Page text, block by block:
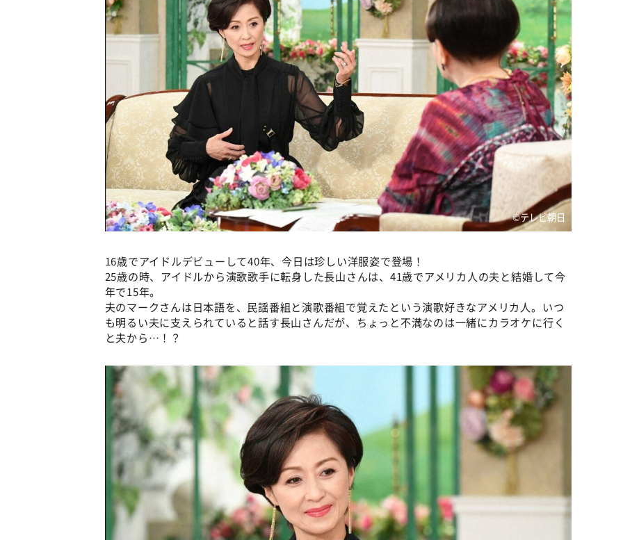
©テレビ朝日
16歳でアイドルデビューして40年、今日は珍しい洋服姿で登場！
25歳の時、アイドルから演歌歌手に転身した長山さんは、41歳でアメリカ人の夫と結婚して今
年で15年。
夫のマークさんは日本語を、民謡番組と演歌番組で覚えたという演歌好きなアメリカ人。いつ
も明るい夫に支えられていると話す長山さんだが、ちょっと不満なのは一緒にカラオケに行く
と夫から…！？